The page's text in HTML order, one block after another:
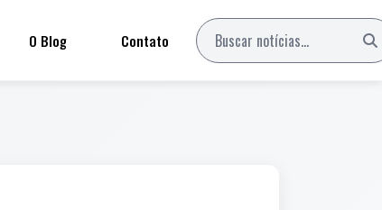
O Blog Contato